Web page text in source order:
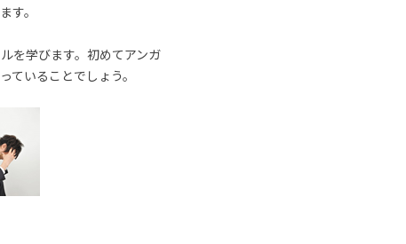
す。
を学びます。初めてアンガ
いることでしょう。